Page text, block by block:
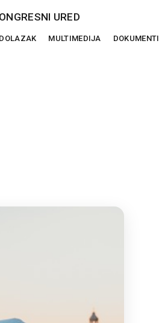
URED
MULTIMEDIJA DOKUMENTI